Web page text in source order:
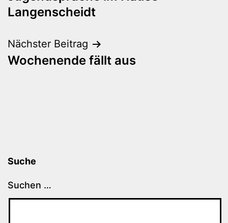
Langenscheidt
Nächster Beitrag
Wochenende fällt aus
Suche
Suchen …